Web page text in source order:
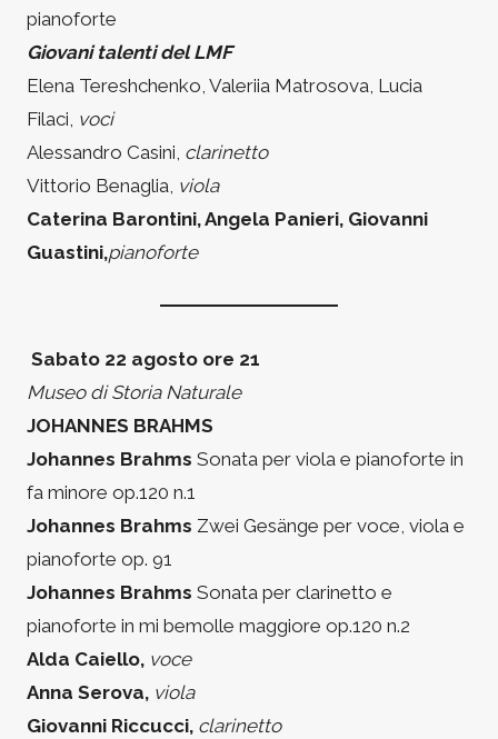
pianoforte
Giovani talenti del LMF
Elena Tereshchenko, Valeriia Matrosova, Lucia
Filaci, voci
Alessandro Casini, clarinetto
Vittorio Benaglia, viola
Caterina Barontini, Angela Panieri, Giovanni
Guastini,pianoforte
Sabato 22 agosto ore 21
Museo di Storia Naturale
JOHANNES BRAHMS
Johannes Brahms Sonata per viola e pianoforte in
fa minore op.120 n.1
Johannes Brahms Zwei Gesänge per voce, viola e
pianoforte op. 91
Johannes Brahms Sonata per clarinetto e
pianoforte in mi bemolle maggiore op.120 n.2
Alda Caiello, voce
Anna Serova, viola
Giovanni Riccucci, clarinetto